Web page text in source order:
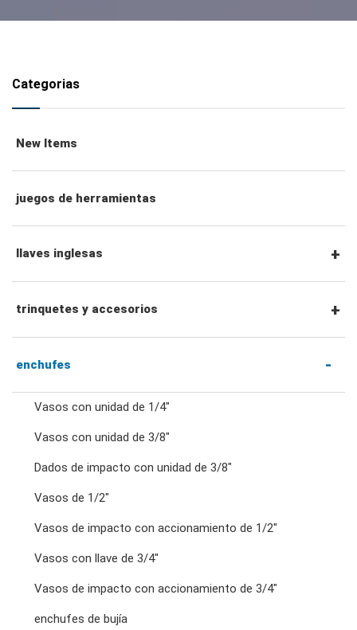
Categorias
New Items
juegos de herramientas
llaves inglesas
llaves combinadas
llaves de trinquete combinadas
llaves de doble estrella
llaves de trinquete de doble anillo
llaves de doble boca
trinquetes y accesorios
Trinquetes con accionamiento hexagonal de
Mangos y trinquetes con accionamiento de 1/4"
Accesorios para accionamiento de 1/4"
Accesorios para accionamiento de 3/8"
enchufes
Vasos con unidad de 1/4"
Vasos con unidad de 3/8"
Dados de impacto con unidad de 3/8"
Vasos de 1/2"
Vasos de impacto con accionamiento de 1/2"
Vasos con llave de 3/4"
Vasos de impacto con accionamiento de 3/4"
enchufes de bujía